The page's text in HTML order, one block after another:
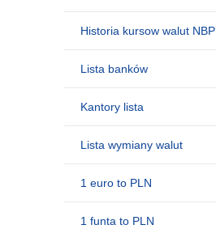
Historia kursow walut NBP
Lista banków
Kantory lista
Lista wymiany walut
1 euro to PLN
1 funta to PLN